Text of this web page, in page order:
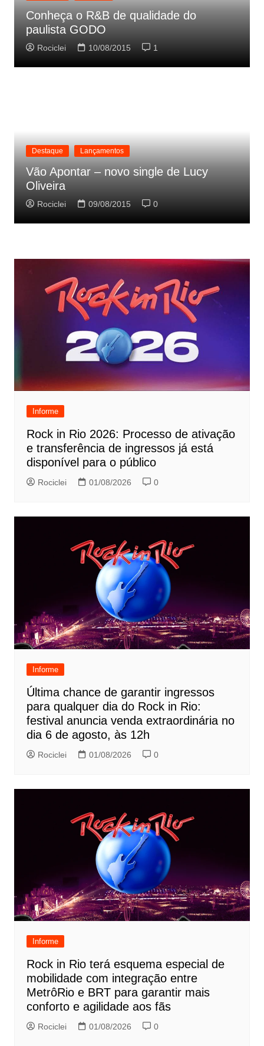
Conheça o R&B de qualidade do
paulista GODO
Rociclei 10/08/2015 1
Destaque Lançamentos
Vão Apontar – novo single de Lucy
Oliveira
Rociclei 09/08/2015 0
Informe
Rock in Rio 2026: Processo de ativação
e transferência de ingressos já está
disponível para o público
Rociclei 01/08/2026 0
Informe
Última chance de garantir ingressos
para qualquer dia do Rock in Rio:
festival anuncia venda extraordinária no
dia 6 de agosto, às 12h
Rociclei 01/08/2026 0
Informe
Rock in Rio terá esquema especial de
mobilidade com integração entre
MetrôRio e BRT para garantir mais
conforto e agilidade aos fãs
Rociclei 01/08/2026 0